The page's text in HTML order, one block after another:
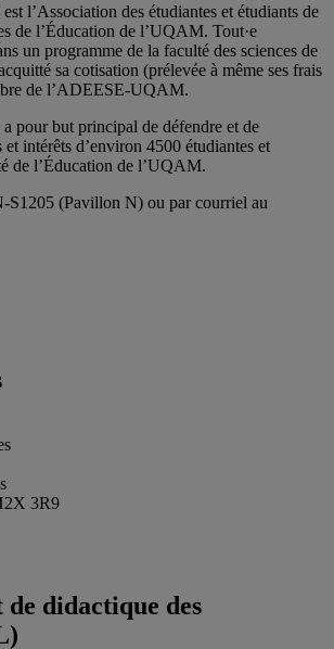
l’Association des étudiantes et étudiants de
de l’Éducation de l’UQAM. Tout·e
un programme de la faculté des sciences de
sa cotisation (prélevée à même ses frais
de l’ADEESE-UQAM.
pour but principal de défendre et de
intérêts d’environ 4500 étudiantes et
de l’Éducation de l’UQAM.
S1205 (Pavillon N) ou par courriel au
3R9
didactique des